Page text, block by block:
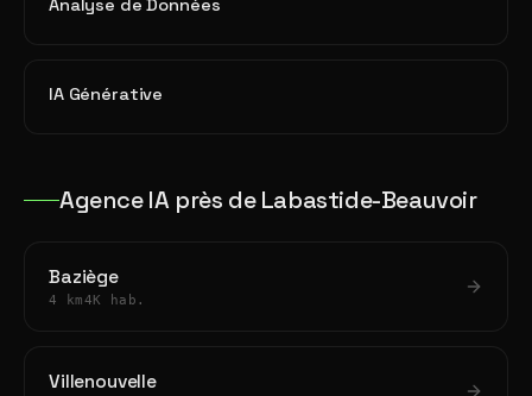
Analyse de Données
IA Générative
Agence IA près de Labastide-Beauvoir
Baziège
4 km4K hab.
Villenouvelle